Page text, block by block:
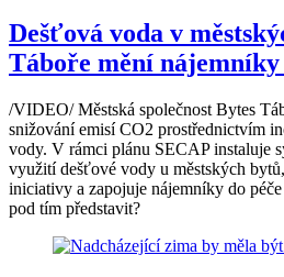
Dešťová voda v
Táboře mění
/VIDEO/ Městská společnost Bytes
snižování emisí CO2 prostřednictvím
vody. V rámci plánu SECAP instaluje
využití dešťové vody u městských
iniciativy a zapojuje nájemníky do
pod tím představit?